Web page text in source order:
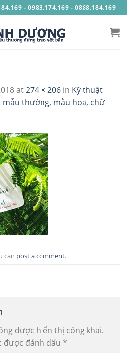
- 0983.174.169 - 0888.184.169
at274 × 206 in Kỹ thuật
mẫu thường, mẫu hoa, chữ
can post a comment.
được hiển thị công khai.
được đánh dấu *